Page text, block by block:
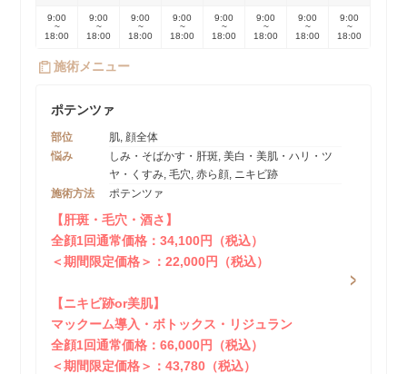
9:00
~
18:00
9:00
~
18:00
9:00
~
18:00
9:00
~
18:00
9:00
~
18:00
9:00
~
18:00
9:00
~
18:00
9:00
~
18:00
施術メニュー
ポテンツァ
部位
肌, 顔全体
悩み
しみ・そばかす・肝斑, 美白・美肌・ハリ・ツ
ヤ・くすみ, 毛穴, 赤ら顔, ニキビ跡
施術方法
ポテンツァ
【肝斑・毛穴・酒さ】
全顔1回通常価格：34,100円（税込）
＜期間限定価格＞：22,000円（税込）
【ニキビ跡or美肌】
マックーム導入・ボトックス・リジュラン
全顔1回通常価格：66,000円（税込）
＜期間限定価格＞：43,780（税込）